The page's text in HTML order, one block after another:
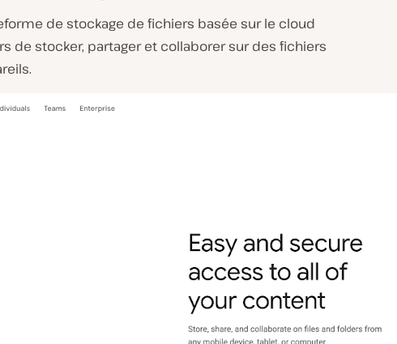
de stockage de fichiers basée sur le cloud
de stocker, partager et collaborer sur des fichiers